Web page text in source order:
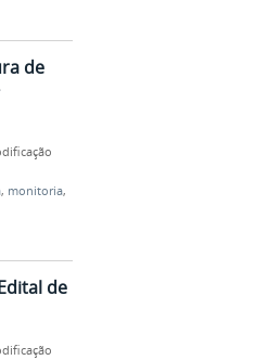
de
, monitoria,
de